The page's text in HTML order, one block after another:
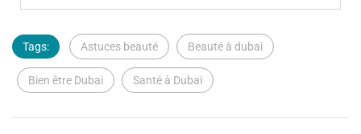
Tags: Astuces beauté Beauté à dubai
Bien être Dubai Santé à Dubai